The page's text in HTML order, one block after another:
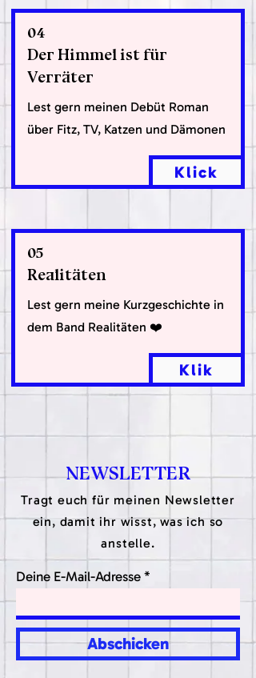
04
Der Himmel ist für
Verräter
Lest gern meinen Debüt Roman
über Fitz, TV, Katzen und Dämonen
Klick
05
Realitäten
Lest gern meine Kurzgeschichte in
dem Band Realitäten ❤️
Klik
NEWSLETTER
Tragt euch für meinen Newsletter
ein, damit ihr wisst, was ich so
anstelle.
Deine E-Mail-Adresse
Abschicken